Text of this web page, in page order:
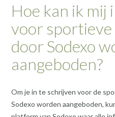
Hoe kan ik mij
voor
door Sodexo
aangeboden?
Om je in te schrijven voor de
Sodexo worden aangeboden,